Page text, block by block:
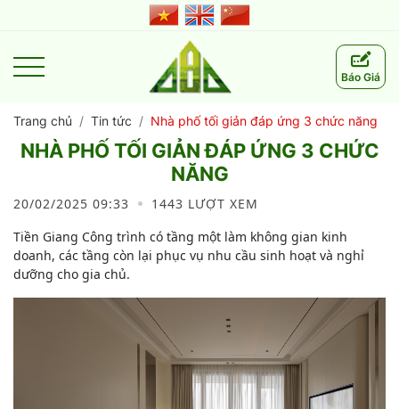
Báo Giá
Trang chủ Tin tức Nhà phố tối giản đáp ứng 3 chức năng
NHÀ PHỐ TỐI GIẢN ĐÁP ỨNG 3 CHỨC
NĂNG
20/02/2025 09:33
1443 LƯỢT XEM
Tiền Giang Công trình có tầng một làm không gian kinh
doanh, các tầng còn lại phục vụ nhu cầu sinh hoạt và nghỉ
dưỡng cho gia chủ.